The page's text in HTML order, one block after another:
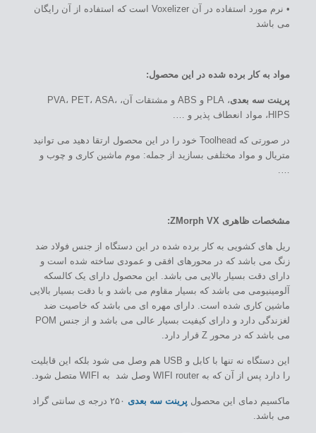
• نرم مورد استفاده در آن Voxelizer است که استفاده از آن رایگان
می باشد
مواد به کار برده شده در این محصول:
پرینت سه بعدی
، PLA و ABS و مشتقات آن، PVA، PET، ASA،
HIPS، مواد انعطاف پذیر و ….
در صورتی که Toolhead خود را در این محصول ارتقا دهید می توانید
متریال و مواد مختلفی بسازید از جمله: موم ماشین کاری و چوب و
….
مشخصات ظاهری ZMorph VX:
ریل های کشویی به کار برده شده در این دستگاه از جنس فولاد ضد
زنگ می باشد که در محورهای افقی و عمودی ساخته شده است و
دارای دقت بسیار بالایی می باشد. این محصول دارای یک کالسکه
آلومینیومی می باشد که بسیار مقاوم می باشد و با دقت بسیار بالایی
ماشین کاری شده است. دارای مهره ای می باشد که خاصیت ضد
لغزندگی دارد و دارای کیفیت بسیار عالی می باشد و از جنس POM
می باشد که در محور Z قرار دارد.
این دستگاه نه تنها با کابل و USB هم وصل می شود بلکه این قابلیت
را دارد پس از آن که به WIFI router وصل شد به WIFI متصل شود.
ماکسیم دمای این محصول پرینت سه بعدی
۲۵۰ درجه ی سانتی گراد
می باشد.